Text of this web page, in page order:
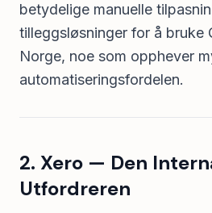
betydelige manuelle
tilleggsløsninger for å bruke
Norge, noe som opphever
automatiseringsfordelen.
2. Xero — Den
Utfordreren